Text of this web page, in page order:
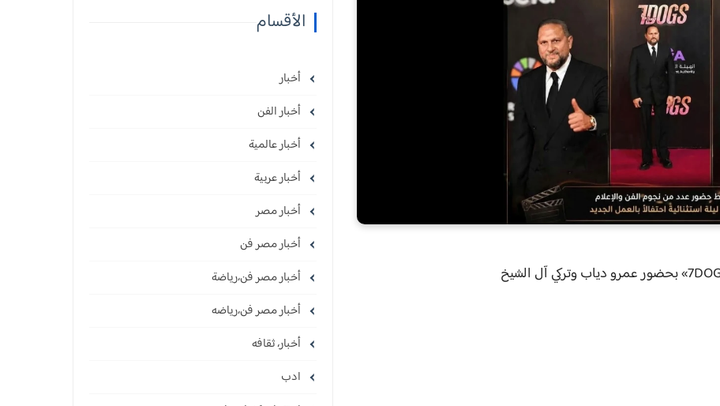
الأقسام
أخبار
أخبار الفن
أخبار عالمية
أخبار عربية
أخبار مصر
أخبار مصر فن
أخبار مصر فن،رياضة
أخبار مصر فن،رياضه
أخبار، ثقافه
ادب